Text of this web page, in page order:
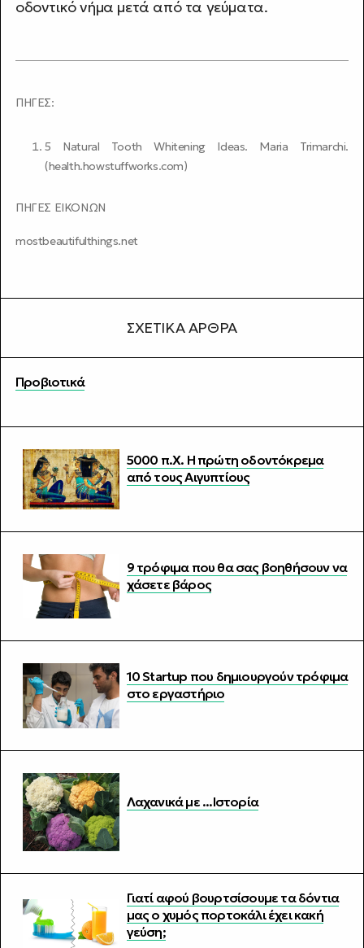
οδοντικό νήμα μετά από τα γεύματα.
ΠΗΓΕΣ:
5 Natural Tooth Whitening Ideas. Maria Trimarchi.
(health.howstuffworks.com)
ΠΗΓΕΣ ΕΙΚΟΝΩΝ
mostbeautifulthings.net
ΣΧΕΤΙΚΆ ΆΡΘΡΑ
Προβιοτικά
5000 π.Χ. Η πρώτη οδοντόκρεμα
από τους Αιγυπτίους
9 τρόφιμα που θα σας βοηθήσουν να
χάσετε βάρος
10 Startup που δημιουργούν τρόφιμα
στο εργαστήριο
Λαχανικά με ...Ιστορία
Γιατί αφού βουρτσίσουμε τα δόντια
μας ο χυμός πορτοκάλι έχει κακή
γεύση;